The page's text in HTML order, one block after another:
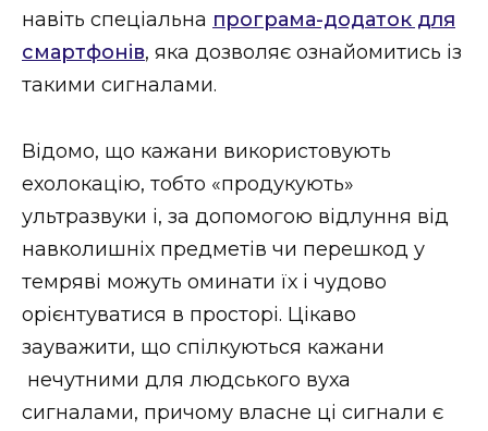
навіть спеціальна програма-додаток для
смартфонів, яка дозволяє ознайомитись із
такими сигналами.
Відомо, що кажани використовують
ехолокацію, тобто «продукують»
ультразвуки і, за допомогою відлуння від
навколишніх предметів чи перешкод у
темряві можуть оминати їх і чудово
орієнтуватися в просторі. Цікаво
зауважити, що спілкуються кажани
нечутними для людського вуха
сигналами, причому власне ці сигнали є